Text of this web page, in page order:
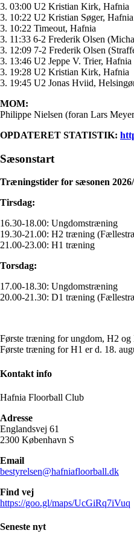
3. 03:00 U2 Kristian Kirk, Hafnia
3. 10:22 U2 Kristian Søger, Hafnia
3. 10:22 Timeout, Hafnia
3. 11:33 6-2 Frederik Olsen
3. 12:09 7-2 Frederik Olsen
3. 13:46 U2 Jeppe V. Trier, Hafnia
3. 19:28 U2 Kristian Kirk, Hafnia
3. 19:45 U2 Jonas Hviid,
MOM:
Philippe Nielsen (foran Lars
OPDATERET STATISTIK:
Sæsonstart
Træningstider for sæsonen
Tirsdag:
16.30-18.00: Ungdomstræning
19.30-21.00: H2 træning
21.00-23.00: H1 træning
Torsdag:
17.00-18.30: Ungdomstræning
20.00-21.30: D1 træning
Første træning for ungdom, H2 og
Første træning for H1 er d. 18.
Kontakt info
Hafnia Floorball Club
Adresse
Englandsvej 61
2300 København S
Email
bestyrelsen@hafniafloorball.dk
Find vej
https://goo.gl/maps/UcGiRq7iVuq
Seneste nyt